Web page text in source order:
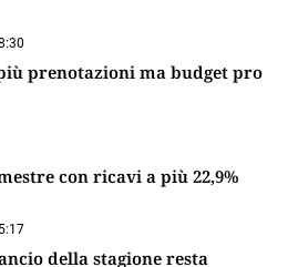
prenotazioni ma budget pro
con ricavi a più 22,9%
della stagione resta